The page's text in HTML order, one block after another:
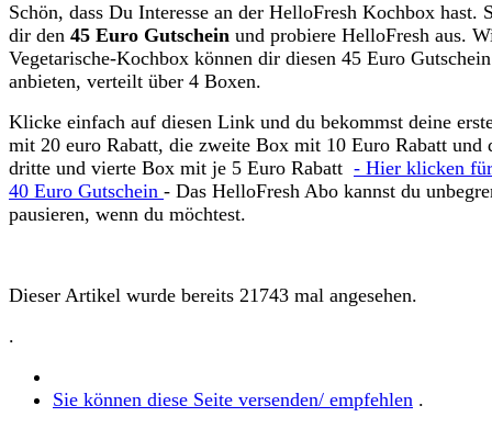
Schön, dass Du Interesse an der HelloFresh Kochbox hast.
dir den 45 Euro Gutschein und probiere HelloFresh aus.
Vegetarische-Kochbox können dir diesen 45 Euro Gutschein
anbieten, verteilt über 4 Boxen.
Klicke einfach auf diesen Link und du bekommst deine
mit 20 euro Rabatt, die zweite Box mit 10 Euro Rabatt und
dritte und vierte Box mit je 5 Euro Rabatt - Hier klicken
40 Euro Gutschein - Das HelloFresh Abo kannst du
pausieren, wenn du möchtest.
Dieser Artikel wurde bereits 21743 mal angesehen.
.
Sie können diese Seite versenden/ empfehlen .